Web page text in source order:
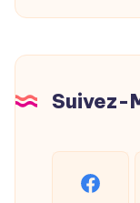
Mythes
Suivez-